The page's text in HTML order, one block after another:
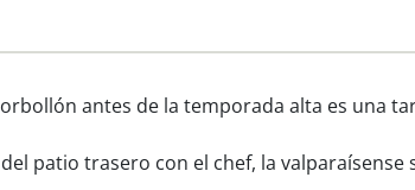
antes de la temporada alta es una
patio trasero con el chef, la